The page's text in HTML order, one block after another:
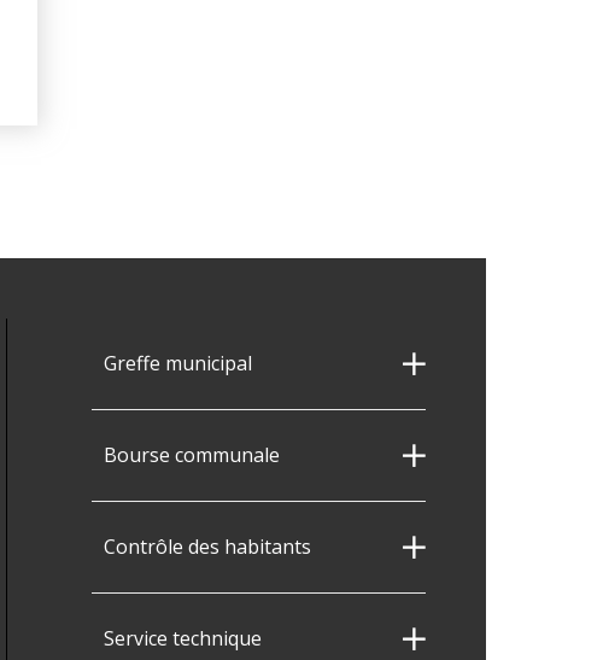
Greffe municipal
Bourse communale
Contrôle des habitants
Service technique